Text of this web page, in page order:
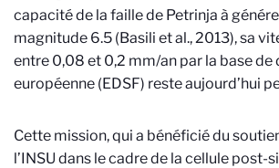
capacité de la faille de Petrinja à
magnitude 6.5 (Basili et al., 2013), sa
entre 0,08 et 0,2 mm/an par la base de
européenne (EDSF) reste aujourd’hui
Cette mission, qui a bénéficié du
l’INSU dans le cadre de la cellule post-